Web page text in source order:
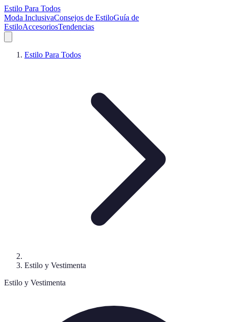
Estilo Para Todos
Moda InclusivaConsejos de EstiloGuía de
EstiloAccesoriosTendencias
Estilo Para Todos
Estilo y Vestimenta
Estilo y Vestimenta